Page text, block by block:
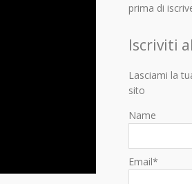
prima di
Iscriviti
Lasciami la
sito
Name
Email*